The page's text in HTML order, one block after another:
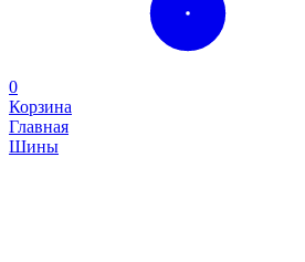
0
Корзина
Главная
Шины